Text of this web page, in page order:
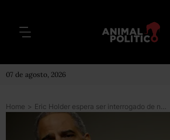
07 de agosto, 2026
Home > Eric Holder espera ser interrogado de nuevo por operativo “Rápido y Furioso”